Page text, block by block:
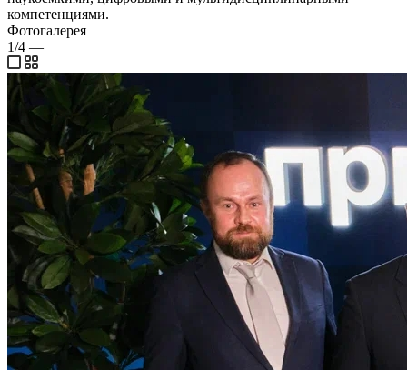
компетенциями.
Фотогалерея
1/4 —